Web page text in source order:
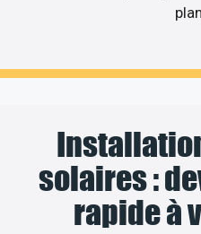
solaires :
rapide à